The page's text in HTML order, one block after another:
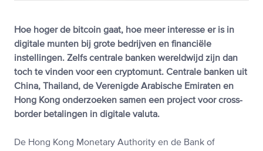
Hoe hoger de bitcoin gaat, hoe meer interesse er is in
digitale munten bij grote bedrijven en financiële
instellingen. Zelfs centrale banken wereldwijd zijn dan
toch te vinden voor een cryptomunt. Centrale banken uit
China, Thailand, de Verenigde Arabische Emiraten en
Hong Kong onderzoeken samen een project voor cross-
border betalingen in digitale valuta.
De Hong Kong Monetary Authority en de Bank of